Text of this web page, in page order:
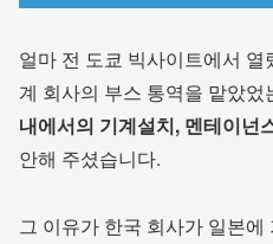
얼마 전 도쿄 빅사이트에서
계 회사의 부스 통역을 맡았
내에서의 기계설치, 멘테이넌
안해 주셨습니다.
그 이유가 한국 회사가 일본